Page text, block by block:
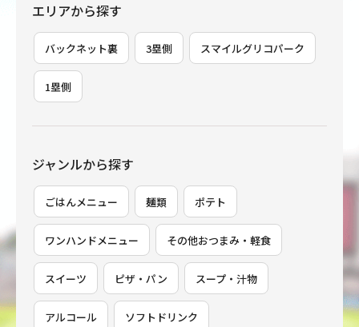
エリアから探す
バックネット裏 3塁側 スマイルグリコパーク
1塁側
ジャンルから探す
ごはんメニュー 麺類 ポテト
ワンハンドメニュー その他おつまみ・軽食
スイーツ ピザ・パン スープ・汁物
アルコール ソフトドリンク